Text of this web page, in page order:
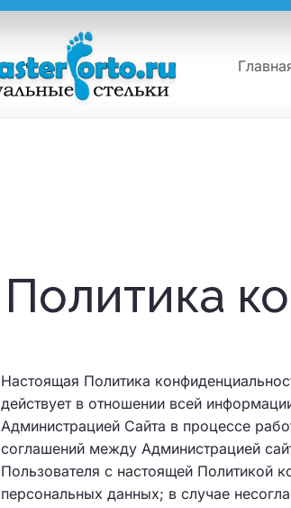
Политика
Настоящая Политика
действует в отношении всей
Администрацией Сайта в процессе
соглашений между Администрацией
Пользователя с настоящей Политикой
персональных данных; в случае